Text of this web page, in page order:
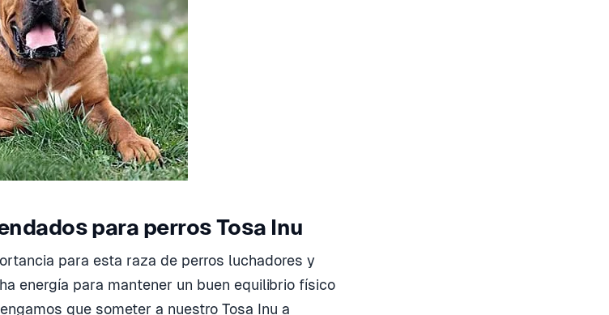
para perros Tosa Inu
para esta raza de perros luchadores y
energía para mantener un buen equilibrio físico
que someter a nuestro Tosa Inu a